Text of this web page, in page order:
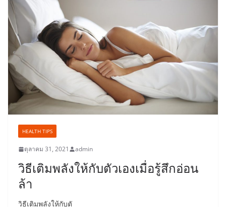
HEALTH TIPS
ตุลาคม 31, 2021 admin
วิธีเติมพลังให้กับตัวเองเมื่อรู้สึกอ่อน
ล้า
วิธีเติมพลังให้กับตั